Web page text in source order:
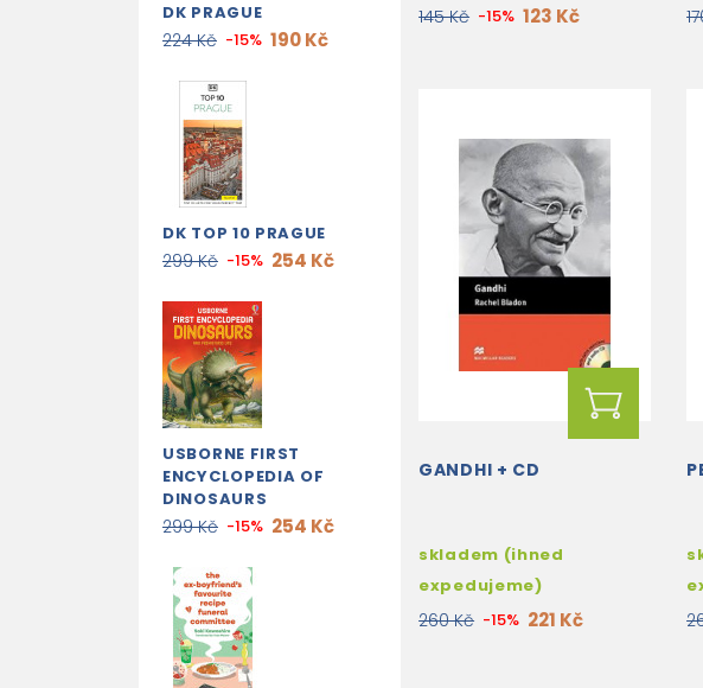
DK PRAGUE
224 Kč -15% 190 Kč
DK TOP 10 PRAGUE
299 Kč -15% 254 Kč
USBORNE FIRST
ENCYCLOPEDIA OF
DINOSAURS
299 Kč -15% 254 Kč
145 Kč -15% 123 Kč
GANDHI + CD
skladem (ihned
expedujeme)
260 Kč -15% 221 Kč